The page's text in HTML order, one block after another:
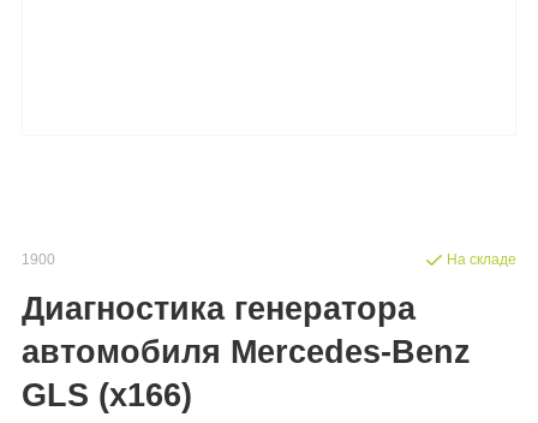
1900
Диагностика генератора
автомобиля Mercedes-Benz
GLS (x166)
На складе